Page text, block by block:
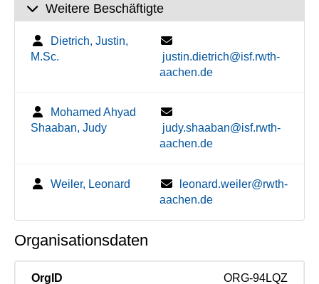
Weitere Beschäftigte
Dietrich, Justin,
M.Sc.
justin.dietrich@isf.rwth-
aachen.de
Mohamed Ahyad
Shaaban, Judy
judy.shaaban@isf.rwth-
aachen.de
Weiler, Leonard
leonard.weiler@rwth-
aachen.de
Organisationsdaten
OrgID ORG-94LQZ